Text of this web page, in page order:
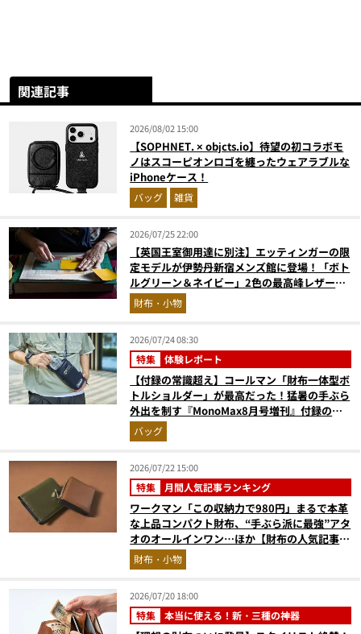
関連記事
2026/08/02 15:00
【SOPHNET. × objcts.io】待望の初コラボモ
ノはスコーピオンロゴを纏ったウェアラブルな
iPhoneケース！
バッグ 雑貨
2026/07/25 22:00
【英国王室御用達に別注】エッティンガーの限
定モデルが伊勢丹新宿メンズ館に登場！「ボト
ルグリーン＆ネイビー」2色の最高峰レザーグ
ッズに注目
財布・小物
2026/07/24 08:30
特集 体験レポート
【付録の常識超え】コールマン「財布一体型ボ
トルショルダー」が最高だった！猛暑の手ぶら
外出を制す『MonoMax8月号増刊』付録の実
力をスタイリストが徹底レポ
バッグ
2026/07/22 15:00
特集 月間人気記事ランキング
ワークマン「この収納力で980円」まるで本革
な上品コンパクト財布、“手ぶら派に最強”アタ
オのオールインワン…ほか【財布の人気記事ラ
ンキングベスト3】（2026年6月版）
財布・小物
2026/07/20 18:00
特集 本当に使える！新・三種の神器